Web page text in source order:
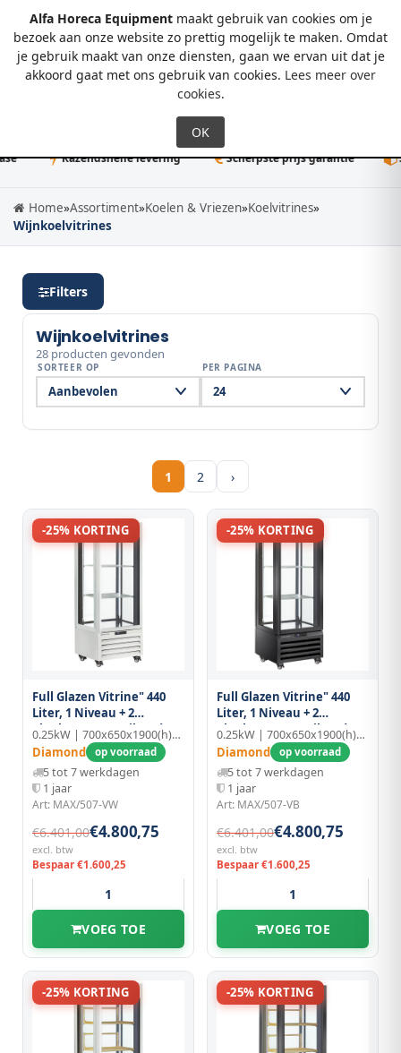
Alfa Horeca Equipmentmaakt gebruik van cookies om je
bezoek aan onze website zo prettig mogelijk te maken. Omdat
je gebruik maakt van onze diensten, gaan we ervan uit dat je
akkoord gaat met ons gebruik van cookies. Lees meer over
cookies.
0
Razendsnelle levering Scherpste prijs garantie 50K+
Home»Assortiment»Koelen & Vriezen»Koelvitrines»
Wijnkoelvitrines
Filters
Wijnkoelvitrines
28 producten gevonden
SORTEER OP PER PAGINA
1 2 ›
-25% KORTING
Full Glazen Vitrine" 440
Liter, 1 Niveau + 2
Planken, Geventileerd -
Wine - Wit
0.25kW | 700x650x1900(h)mm
Diamond op voorraad
5 tot 7 werkdagen
1 jaar
Art: MAX/507-VW
€6.401,00€4.800,75
excl. btw
Bespaar €1.600,25
VOEG TOE
-25% KORTING
Full Glazen Vitrine" 440
Liter, 1 Niveau + 2
Planken, Geventileerd -
Wine - Zwart
0.25kW | 700x650x1900(h)mm
Diamond op voorraad
5 tot 7 werkdagen
1 jaar
Art: MAX/507-VB
€6.401,00€4.800,75
excl. btw
Bespaar €1.600,25
VOEG TOE
-25% KORTING -25% KORTING